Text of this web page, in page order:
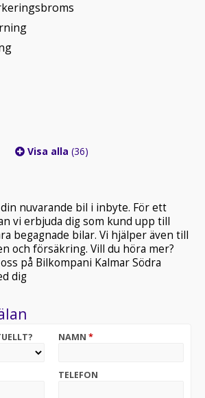
Visa alla (36)
nuvarande bil i inbyte. För ett
vi erbjuda dig som kund upp till
begagnade bilar. Vi hjälper även till
och försäkring. Vill du höra mer?
på Bilkompani Kalmar Södra
dig
NAMN *
TELEFON